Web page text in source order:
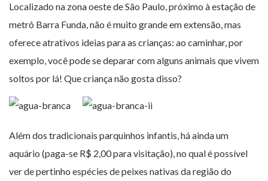
Localizado na zona oeste de São Paulo, próximo à estação de
metrô Barra Funda, não é muito grande em extensão, mas
oferece atrativos ideias para as crianças: ao caminhar, por
exemplo, você pode se deparar com alguns animais que vivem
soltos por lá! Que criança não gosta disso?
Além dos tradicionais parquinhos infantis, há ainda um
aquário (paga-se R$ 2,00 para visitação), no qual é possível
ver de pertinho espécies de peixes nativas da região do